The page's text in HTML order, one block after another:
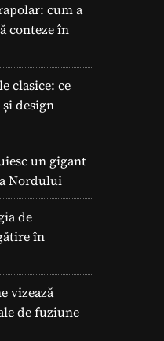
cum a
conteze în
clasice: ce
design
un gigant
Nordului
de
în
vizează
de fuziune